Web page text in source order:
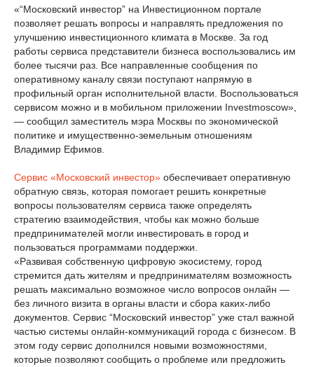
«“Московский инвестор” на Инвестиционном портале
позволяет решать вопросы и направлять предложения по
улучшению инвестиционного климата в Москве. За год
работы сервиса представители бизнеса воспользовались им
более тысячи раз. Все направленные сообщения по
оперативному каналу связи поступают напрямую в
профильный орган исполнительной власти. Воспользоваться
сервисом можно и в мобильном приложении Investmoscow»,
— сообщил заместитель мэра Москвы по экономической
политике и имущественно-земельным отношениям
Владимир Ефимов.
Сервис «Московский инвестор» обеспечивает оперативную
обратную связь, которая помогает решить конкретные
вопросы пользователям сервиса также определять
стратегию взаимодействия, чтобы как можно больше
предпринимателей могли инвестировать в город и
пользоваться программами поддержки.
«Развивая собственную цифровую экосистему, город
стремится дать жителям и предпринимателям возможность
решать максимально возможное число вопросов онлайн —
без личного визита в органы власти и сбора каких-либо
документов. Сервис “Московский инвестор” уже стал важной
частью системы онлайн-коммуникаций города с бизнесом. В
этом году сервис дополнился новыми возможностями,
которые позволяют сообщить о проблеме или предложить